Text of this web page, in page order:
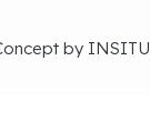
by INSITU